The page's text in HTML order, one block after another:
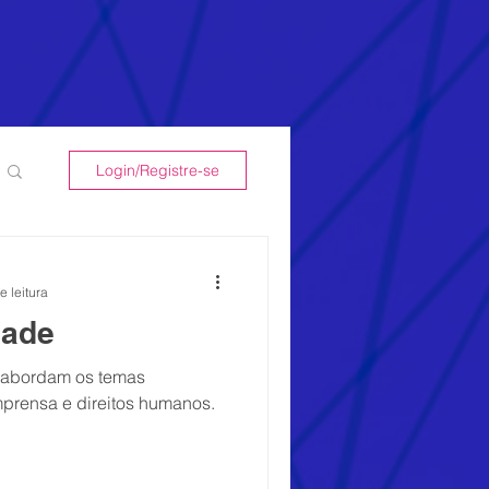
Login/Registre-se
os temas
e direitos humanos.
leitura